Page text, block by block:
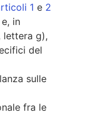
1 e 2
e, in
lettera g),
del
sulle
fra le